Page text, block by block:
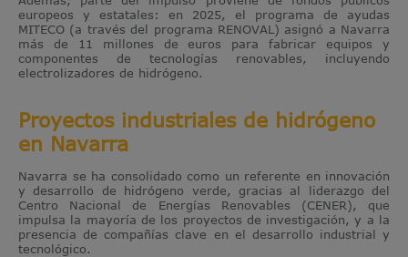
europeos y estatales: en 2025, el programa de ayudas
MITECO (a través del programa RENOVAL) asignó a Navarra
más de 11 millones de euros para fabricar equipos y
componentes de tecnologías renovables, incluyendo
electrolizadores de hidrógeno.
Proyectos industriales de hidrógeno
en Navarra
Navarra se ha consolidado como un referente en innovación
y desarrollo de hidrógeno verde, gracias al liderazgo del
Centro Nacional de Energías Renovables (CENER), que
impulsa la mayoría de los proyectos de investigación, y a la
presencia de compañías clave en el desarrollo industrial y
tecnológico.